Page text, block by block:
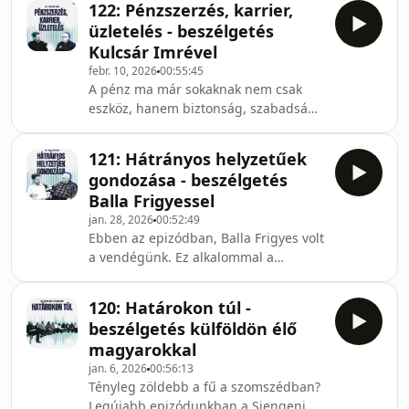
körbe. Ezeknél a kórképeknél
kulcsfontosságú a korai felismerés és
diagnosztizálás, ehhez kapcsolódó
tapasztalatokat hallhattunk.
Beszéltünk arról, milyen jeleket
érdemes figyelni a gyermekeknél,
mikor szükséges a segítségkérés s
hogyan áll össze egy diagnózis.
Továbbá
122: Pénzszerzés, karrier,
üzletelés - beszélgetés
Kulcsár Imrével
febr. 10, 202600:55:45
A pénz ma már sokaknak nem csak
eszköz, hanem biztonság, szabadság
beszélgetünk arról, hogyan lett ekkora
szerepe a pénznek Európában, és
miért érezzük egyre erősebben, hogy
teljesíteni és előre jutni kell. Szó lesz
arról, hogyan lehet hívőként
egészségesen gondolkodni vagyonról,
karrierről és célokról, hol van a határ
a fejlő
121: Hátrányos helyzetűek
gondozása - beszélgetés
Balla Frigyessel
jan. 28, 202600:52:49
Ebben az epizódban, Balla Frigyes volt
a vendégünk. Ez alkalommal a
gondoznunk - betegeket, időseket,
gyerekeket? Egyáltalán kire hárul ez a
felelősség?Frigyes testvér bepillantást
engedett saját életébe,
tapasztalataiba, kihívásaiba. Majd
120: Határokon túl -
beszélgetés külföldön élő
magyarokkal
jan. 6, 202600:56:13
Tényleg zöldebb a fű a szomszédban?